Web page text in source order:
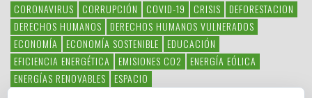
CORONAVIRUS
CORRUPCIÓN COVID-19 CRISIS
DEFORESTACION
DERECHOS HUMANOS
DERECHOS HUMANOS VULNERADOS
ECONOMÍA
ECONOMÍA SOSTENIBLE
EDUCACIÓN
EFICIENCIA ENERGÉTICA
EMISIONES CO2
ENERGÍA EÓLICA
ENERGÍAS RENOVABLES
ESPACIO